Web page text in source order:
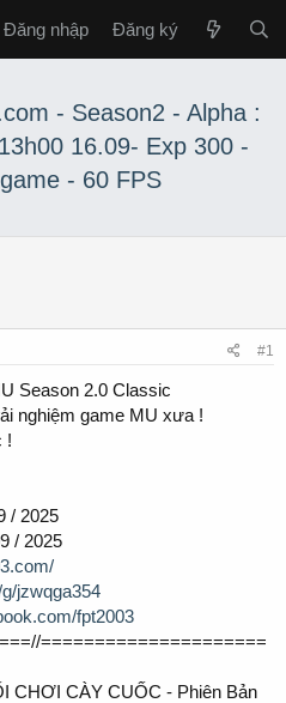
Đăng nhập Đăng ký
- Season2 - Alpha :
16.09- Exp 300 -
- 60 FPS
#1
Season 2.0 Classic
nghiệm game MU xưa !
!
/ 2025
/ 2025
jzwqga354
fpt2003
=====================
CHƠI CÀY CUỐC - Phiên Bản